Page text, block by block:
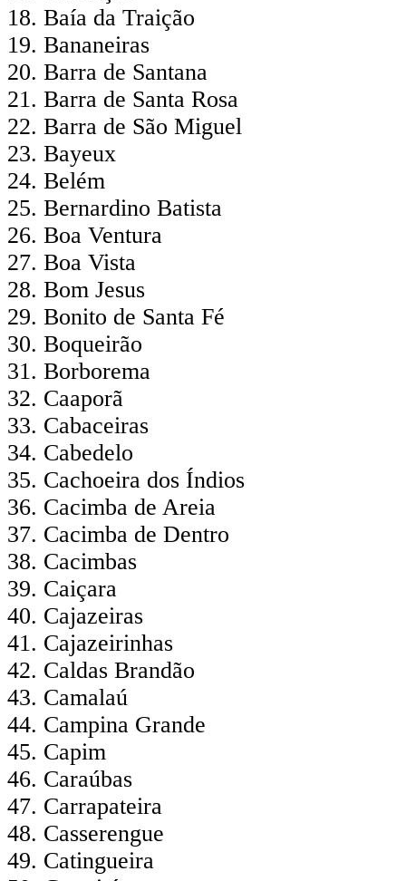
Baía da Traição
Bananeiras
Barra de Santana
Barra de Santa Rosa
Barra de São Miguel
Bayeux
Belém
Bernardino Batista
Boa Ventura
Boa Vista
Bom Jesus
Bonito de Santa Fé
Boqueirão
Borborema
Caaporã
Cabaceiras
Cabedelo
Cachoeira dos Índios
Cacimba de Areia
Cacimba de Dentro
Cacimbas
Caiçara
Cajazeiras
Cajazeirinhas
Caldas Brandão
Camalaú
Campina Grande
Capim
Caraúbas
Carrapateira
Casserengue
Catingueira